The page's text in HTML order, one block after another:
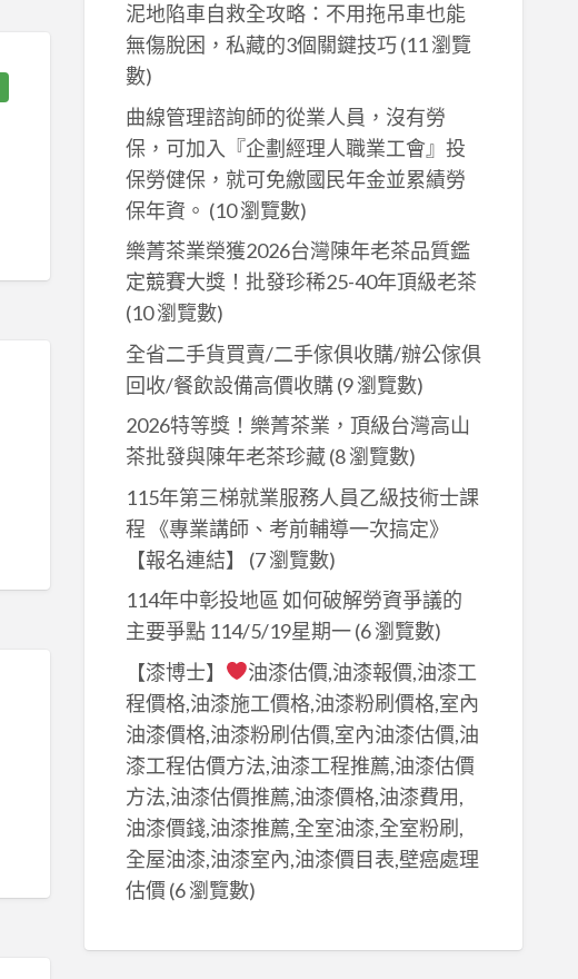
泥地陷車自救全攻略：不用拖吊車也能
無傷脫困，私藏的3個關鍵技巧(11 瀏覽
數)
曲線管理諮詢師的從業人員，沒有勞
保，可加入『企劃經理人職業工會』投
保勞健保，就可免繳國民年金並累績勞
保年資。 (10 瀏覽數)
樂菁茶業榮獲2026台灣陳年老茶品質鑑
定競賽大獎！批發珍稀25-40年頂級老茶
(10 瀏覽數)
全省二手貨買賣/二手傢俱收購/辦公傢俱
回收/餐飲設備高價收購(9 瀏覽數)
2026特等獎！樂菁茶業，頂級台灣高山
茶批發與陳年老茶珍藏(8 瀏覽數)
115年第三梯就業服務人員乙級技術士課
程 《專業講師、考前輔導一次搞定》
【報名連結】
(7 瀏覽數)
114年中彰投地區 如何破解勞資爭議的
主要爭點 114/5/19星期一(6 瀏覽數)
【漆博士】
油漆估價,油漆報價,油漆工
程價格,油漆施工價格,油漆粉刷價格,室內
油漆價格,油漆粉刷估價,室內油漆估價,油
漆工程估價方法,油漆工程推薦,油漆估價
方法,油漆估價推薦,油漆價格,油漆費用,
油漆價錢,油漆推薦,全室油漆,全室粉刷,
全屋油漆,油漆室內,油漆價目表,壁癌處理
估價(6 瀏覽數)